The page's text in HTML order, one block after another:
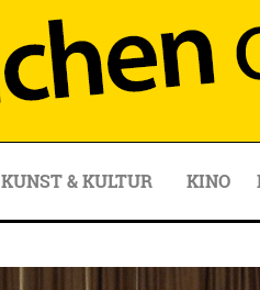
KUNST & KULTUR KINO